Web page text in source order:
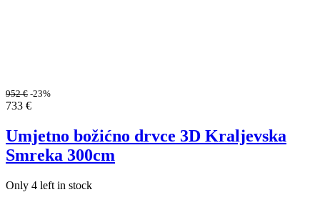
952€ -23%
733 €
Umjetno božićno drvce 3D Kraljevska
Smreka 300cm
Only 4 left in stock